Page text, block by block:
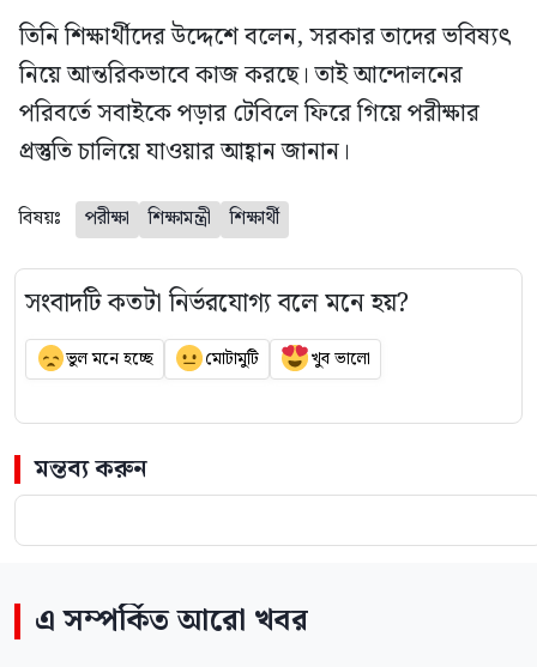
তিনি শিক্ষার্থীদের উদ্দেশে বলেন, সরকার তাদের ভবিষ্যৎ
নিয়ে আন্তরিকভাবে কাজ করছে। তাই আন্দোলনের
পরিবর্তে সবাইকে পড়ার টেবিলে ফিরে গিয়ে পরীক্ষার
প্রস্তুতি চালিয়ে যাওয়ার আহ্বান জানান।
বিষয়ঃ পরীক্ষা শিক্ষামন্ত্রী শিক্ষার্থী
সংবাদটি কতটা নির্ভরযোগ্য বলে মনে হয়?
ভুল মনে হচ্ছে মোটামুটি খুব ভালো
মন্তব্য করুন
এ সম্পর্কিত আরো খবর